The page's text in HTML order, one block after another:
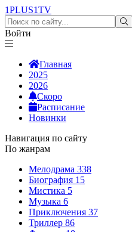
1PLUS1TV
Войти
Главная
2025
2026
Скоро
Расписание
Новинки
Навигация по сайту
По жанрам
Мелодрама 338
Биография 15
Мистика 5
Музыка 6
Приключения 37
Триллер 86